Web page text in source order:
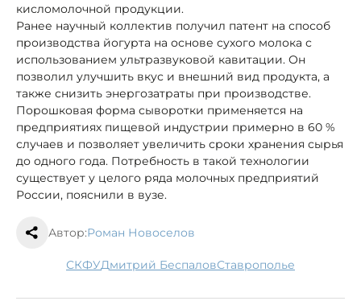
кисломолочной продукции.
Ранее научный коллектив получил патент на способ
производства йогурта на основе сухого молока с
использованием ультразвуковой кавитации. Он
позволил улучшить вкус и внешний вид продукта, а
также снизить энергозатраты при производстве.
Порошковая форма сыворотки применяется на
предприятиях пищевой индустрии примерно в 60 %
случаев и позволяет увеличить сроки хранения сырья
до одного года. Потребность в такой технологии
существует у целого ряда молочных предприятий
России, пояснили в вузе.
Автор:Роман Новоселов
СКФУ Дмитрий Беспалов Ставрополье